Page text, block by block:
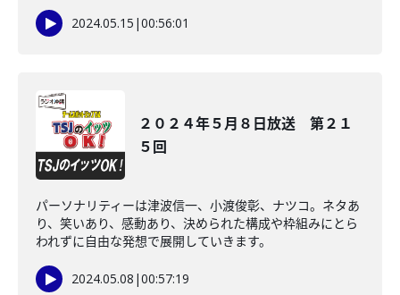
2024.05.15 |00:56:01
２０２４年５月８日放送 第２１
５回
パーソナリティーは津波信一、小渡俊彰、ナツコ。ネタあ
り、笑いあり、感動あり、決められた構成や枠組みにとら
われずに自由な発想で展開していきます。
2024.05.08 |00:57:19